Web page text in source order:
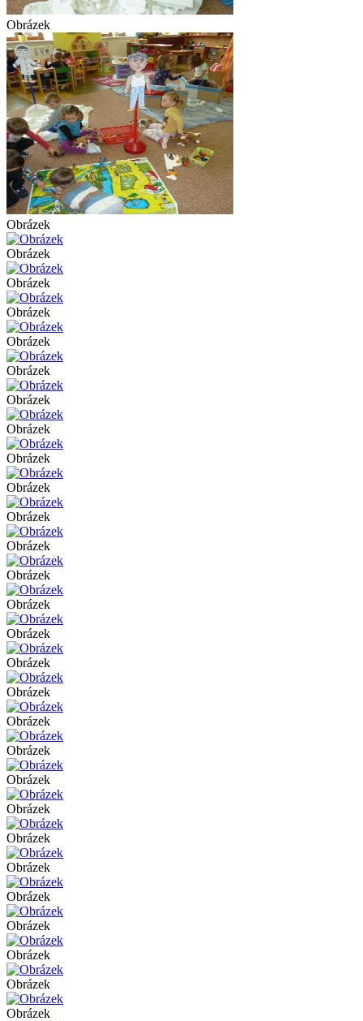
Obrázek
Obrázek
Obrázek
Obrázek
Obrázek
Obrázek
Obrázek
Obrázek
Obrázek
Obrázek
Obrázek
Obrázek
Obrázek
Obrázek
Obrázek
Obrázek
Obrázek
Obrázek
Obrázek
Obrázek
Obrázek
Obrázek
Obrázek
Obrázek
Obrázek
Obrázek
Obrázek
Obrázek
Obrázek